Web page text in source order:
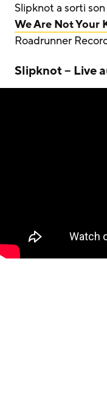
Slipknot a sorti
We Are Not Your
Roadrunner
Slipknot – Live